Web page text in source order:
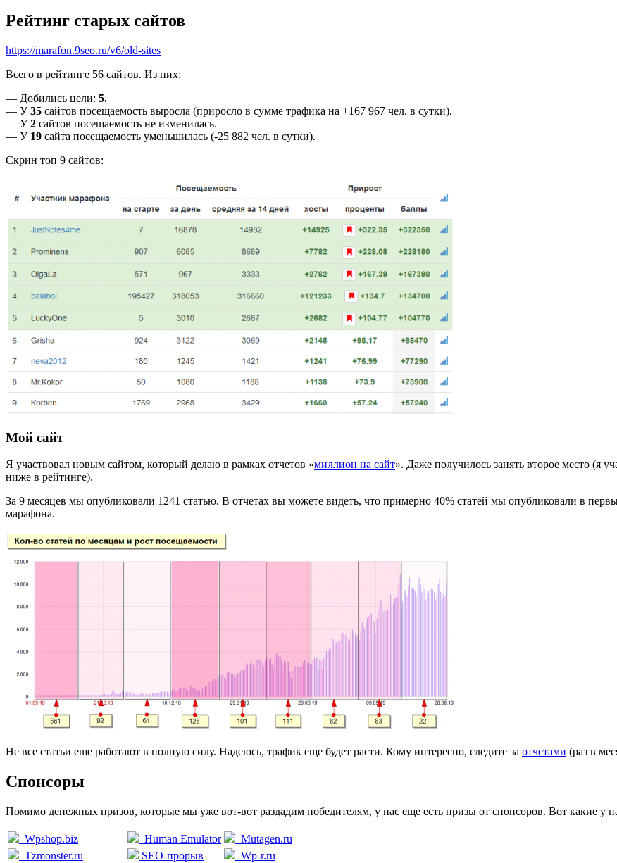
Рейтинг старых сайтов
https://marafon.9seo.ru/v6/old-sites
Всего в рейтинге 56 сайтов. Из них:
— Добились цели: 5.
— У35 сайтов посещаемость выросла (приросло в сумме трафика на +167 967 чел. в сутки).
— У2 сайтов посещаемость не изменилась.
— У 19 сайта посещаемость уменьшилась (-25 882 чел. в сутки).
Скрин топ 9 сайтов:
Мой сайт
Я участвовал новым сайтом, который делаю в рамках отчетов «миллион на сайт». Даже получилось занять второе место (я
ниже в рейтинге).
За 9 месяцев мы опубликовали 1241 статью. В отчетах вы можете видеть, что примерно 40% статей мы опубликовали в
марафона.
Не все статьи еще работают в полную силу. Надеюсь, трафик еще будет расти. Кому интересно, следите за отчетами (раз в
Спонсоры
Помимо денежных призов, которые мы уже вот-вот раздадим победителям, у нас еще есть призы от спонсоров. Вот какие у
Wpshop.biz Human Emulator
Mutagen.ru
Tzmonster.ru
SEO-прорыв Wp-r.ru